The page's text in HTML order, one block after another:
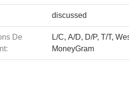
discussed
De
L/C, A/D, D/P, T/T,
MoneyGram